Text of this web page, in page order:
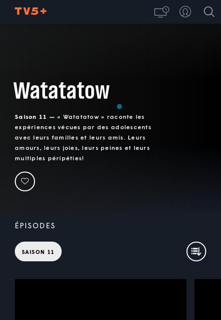
Watatatow
Saison 11 —« Watatatow » raconte les
expériences vécues par des adolescents
avec leurs familles et leurs amis. Leurs
amours, leurs joies, leurs peines et leurs
multiples péripéties!
ÉPISODES
SAISON 11